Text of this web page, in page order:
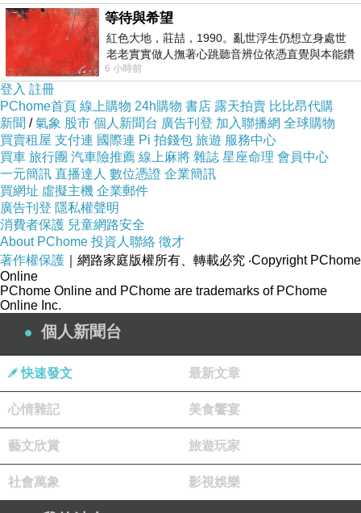
等待與希望
紅色大地，莊喆，1990。亂世浮生仍想立身處世
老老實實做人撫著心跳聽音辨位依憑直覺與本能鑽
向裂隙的亮處探索另一個心聲另一個共鳴的
6 小時前
登入 註冊
PChome首頁 線上購物 24h購物 書店 露天拍賣 比比昂代購
新聞 /氣象 股市 個人新聞台 廣告刊登 加入聯播網 全球購物
買賣租屋 支付連 國際連 Pi 拍錢包 旅遊 服務中心
買車 旅行團 汽車險推薦 線上麻將 雜誌 星座命理 會員中心
一元簡訊 直播達人 數位憑證 企業簡訊
買網址 虛擬主機 企業郵件
廣告刊登 隱私權聲明
消費者保護 兒童網路安全
About PChome 投資人聯絡 徵才
著作權保護 ｜網路家庭版權所有、轉載必究 ‧Copyright PChome
Online
PChome Online and PChome are trademarks of PChome
Online Inc.
個人新聞台
快速發文 最新文章
心情雜記 美食饗宴
藝文欣賞 旅遊玩家
社會萬象 影視娛樂